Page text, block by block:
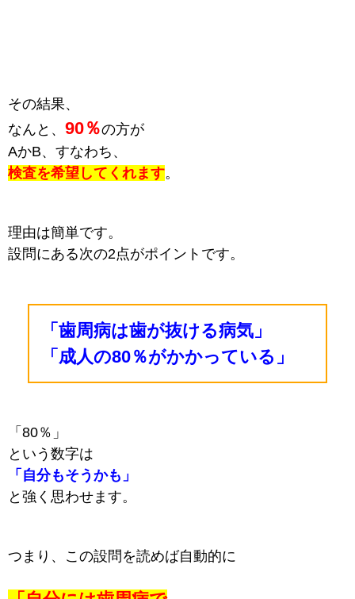
その結果、
なんと、 90％の方が
AかB、 すなわち、
検査を希望してくれます。
理由は簡単です。
設問にある次の2点がポイントです。
「歯周病は歯が抜ける病気」
「成人の80％がかかっている」
「80％」
という数字は
「自分もそうかも」
と強く思わせます。
つまり、この設問を読めば自動的に